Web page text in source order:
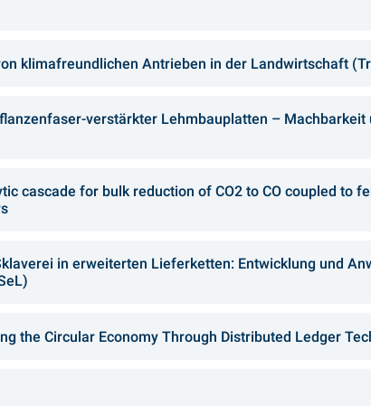
klimafreundlichen Antrieben in der Landwirtschaft
verstärkter Lehmbauplatten – Machbarkeit
cascade for bulk reduction of CO2 to CO coupled to
in erweiterten Lieferketten: Entwicklung und
the Circular Economy Through Distributed Ledger